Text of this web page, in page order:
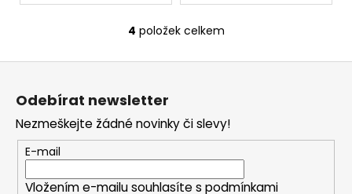
O
v
a
c
í
p
4 položek celkem
Odebírat newsletter
Nezmeškejte žádné novinky či slevy!
E-mail
Vložením e-mailu souhlasíte s podmínkami